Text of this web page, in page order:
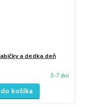
a dedka deň
3-7 dní
košíka